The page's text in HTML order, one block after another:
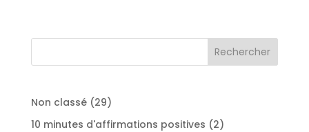
Non classé 2929
produits
10 minutes d'affirmations positives 22